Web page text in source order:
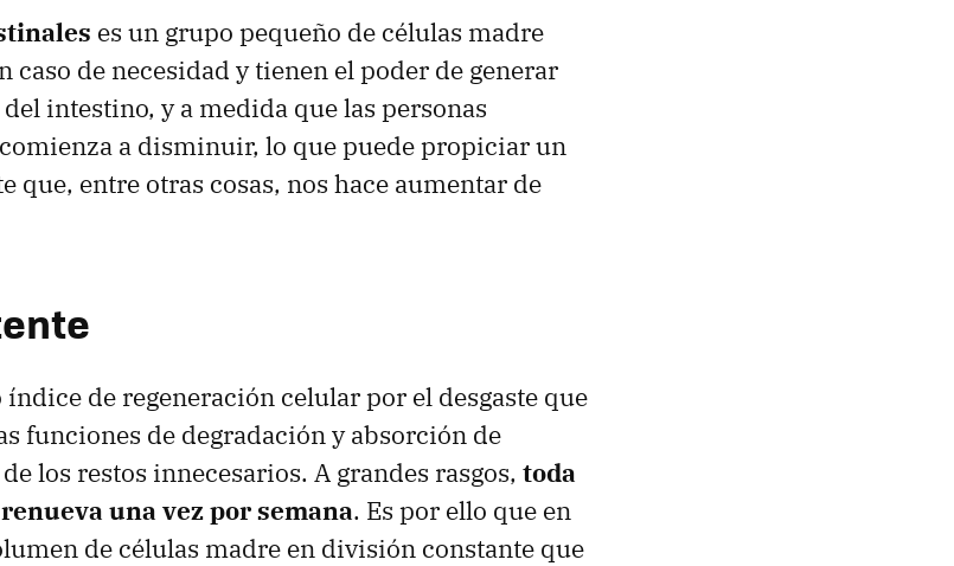
es un grupo pequeño de células madre
caso de necesidad y tienen el poder de generar
intestino, y a medida que las personas
a disminuir, lo que puede propiciar un
que, entre otras cosas, nos hace aumentar de
de regeneración celular por el desgaste que
funciones de degradación y absorción de
los restos innecesarios. A grandes rasgos, toda
una vez por semana. Es por ello que en
de células madre en división constante que